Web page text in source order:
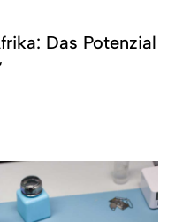
Das Potenzial